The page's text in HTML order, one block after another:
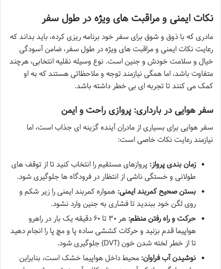
نکات ایمنی و مراقبت های ویژه در طول سفر
مادری که با ذوق و شوق برای سفر خود برنامه ریزی کرده، باید بداند که
رعایت نکات ایمنی و مراقبت های ویژه در طول سفر، ضامن آسودگی
خیال و سلامت خودش و جنین است. نوع وسیله نقلیه انتخابی، هرچند
متفاوت باشد، اما همگی نیازمند توجه و ملاحظاتی هستند که به او
کمک می کنند تا تجربه ای بی خطر داشته باشد.
سفر هوایی در بارداری: پروازی راحت و ایمن
سفر هوایی برای بسیاری از مادران آینده گزینه ای جذاب است، اما
نیازمند رعایت نکات خاصی است:
زمان بندی پرواز: پروازهای مستقیم را انتخاب کنید تا از توقف های
طولانی و خستگی ناشی از انتظار در فرودگاه ها جلوگیری شود.
بستن صحیح کمربند ایمنی: همواره کمربند ایمنی را زیر شکم و
روی لگن خود ببندید تا فشاری به جنین وارد نشود.
حرکت و راه رفتن منظم:
هر ۳۰ تا ۶۰ دقیقه یک بار در راهرو
هواپیما قدم بزنید و حرکات کششی ساده پا و مچ پا را انجام دهید
تا از خطر لخته شدن خون (DVT) جلوگیری شود.
نوشیدن آب فراوان: محیط داخل هواپیما خشک است، بنابراین